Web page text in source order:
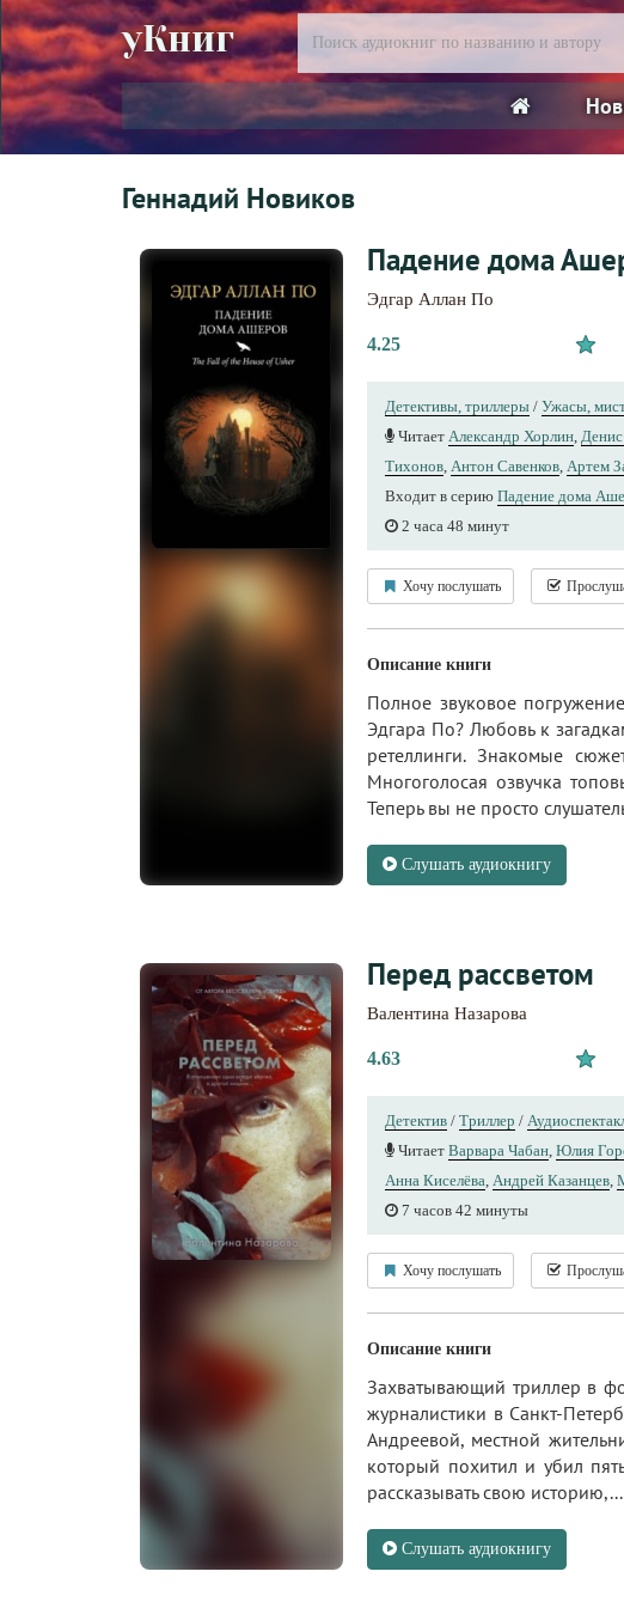
уКниг
Геннадий Новиков
Падение дома
Эдгар Аллан По
4.25
Детективы, триллеры / Ужасы,
Читает Александр Хорлин,
Тихонов, Антон Савенков, Артем
Входит в серию Падение дома
2 часа 48 минут
Хочу послушать
Описание книги
Полное звуковое
Эдгара По? Любовь к
ретеллинги. Знакомые
Многоголосая озвучка
Теперь вы не просто
Слушать аудиокнигу
Перед рассветом
Валентина Назарова
4.63
Детектив / Триллер /
Читает Варвара Чабан, Юлия
Анна Киселёва, Андрей Казанцев,
7 часов 42 минуты
Хочу послушать
Описание книги
Захватывающий триллер в
журналистики в Санкт-
Андреевой, местной
который похитил и убил
рассказывать свою историю,...
Слушать аудиокнигу